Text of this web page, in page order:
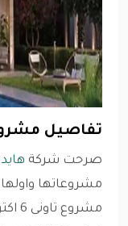
تفاصيل مشروع
صرحت شركة
مشروعاتها